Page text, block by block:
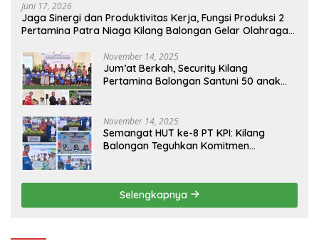
Juni 17, 2026
Jaga Sinergi dan Produktivitas Kerja, Fungsi Produksi 2
Pertamina Patra Niaga Kilang Balongan Gelar Olahraga
November 14, 2025
Jum’at Berkah, Security Kilang
Pertamina Balongan Santuni 50 anak
November 14, 2025
Semangat HUT ke-8 PT KPI: Kilang
Balongan Teguhkan Komitmen
Pendidikan
Selengkapnya